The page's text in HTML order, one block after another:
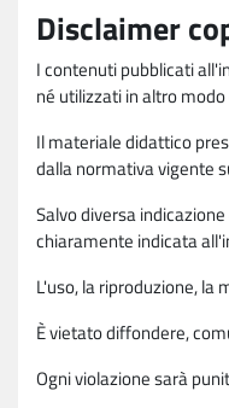
Disclaimer
I contenuti pubblicati
né utilizzati in altro
Il materiale didattico
dalla normativa vigente
Salvo diversa
chiaramente indicata
L'uso, la riproduzione,
È vietato diffondere,
Ogni violazione sarà